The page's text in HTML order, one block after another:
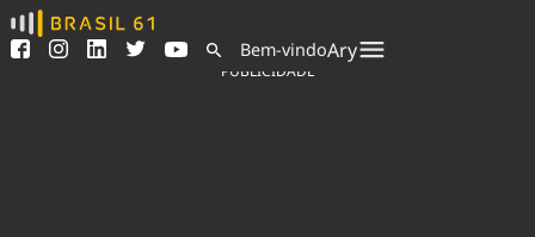
Ver todas as notícias
Podcasts
Indicadores
Bem-vindoAry
PUBLICIDADE